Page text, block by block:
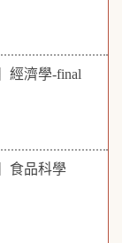
經濟學-final
食品科學